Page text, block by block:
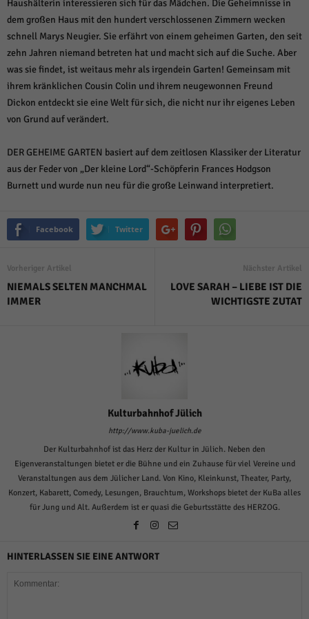
Haushälterin interessieren sich für das Mädchen. Die Geheimnisse in
dem großen Haus mit den hundert verschlossenen Zimmern wecken
schnell Marys Neugier. Sie erfährt von einem geheimen Garten, den seit
zehn Jahren niemand betreten hat und macht sich auf die Suche. Aber
was sie findet, ist weitaus mehr als irgendein Garten! Gemeinsam mit
ihrem kränklichen Cousin Colin und ihrem neugewonnen Freund
Dickon entdeckt sie eine Welt für sich, die nicht nur ihr eigenes Leben
von Grund auf verändert.
DER GEHEIME GARTEN basiert auf dem zeitlosen Klassiker der Literatur
aus der Feder von „Der kleine Lord“-Schöpferin Frances Hodgson
Burnett und wurde nun neu für die große Leinwand interpretiert.
Facebook Twitter
Vorheriger Artikel
NIEMALS SELTEN MANCHMAL
IMMER
Nächster Artikel
LOVE SARAH – LIEBE IST DIE
WICHTIGSTE ZUTAT
Kulturbahnhof Jülich
http://www.kuba-juelich.de
Der Kulturbahnhof ist das Herz der Kultur in Jülich. Neben den
Eigenveranstaltungen bietet er die Bühne und ein Zuhause für viel Vereine und
Veranstaltungen aus dem Jülicher Land. Von Kino, Kleinkunst, Theater, Party,
Konzert, Kabarett, Comedy, Lesungen, Brauchtum, Workshops bietet der KuBa alles
für Jung und Alt. Außerdem ist er quasi die Geburtsstätte des HERZOG.
HINTERLASSEN SIE EINE ANTWORT
auswählen.
Alle akzeptieren Speichern und weiter
Zurück
Datenschutzeinstellungen
Essenziell (1)
Essenzielle Cookies ermöglichen grundlegende Funktionen und sind für die
Cookie-Informationen anzeigen
Statistiken (1)
Cookie-Informationen anzeigen
Marketing (1)
Marketing-Cookies werden von Drittanbietern oder Publishern verwendet,
um personalisierte Werbung anzuzeigen. Sie tun dies, indem sie Besucher
Cookie-Informationen anzeigen